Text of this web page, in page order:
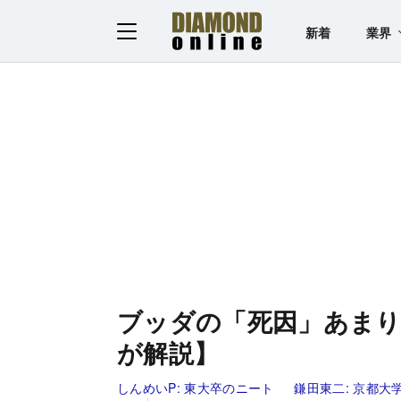
新着 業界
ブッダの「死因」あま
が解説】
しんめいP:東大卒のニート 鎌田東二:京都大